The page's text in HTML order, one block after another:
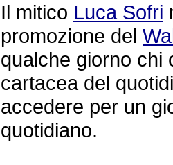
Il mitico Luca Sofri
promozione del
qualche giorno chi
cartacea del
accedere per un
quotidiano.